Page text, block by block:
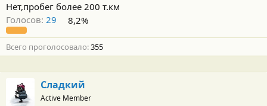
Нет,пробег более 200 т.км
Голосов: 29 8,2%
Всего проголосовало 355
Сладкий
Active Member